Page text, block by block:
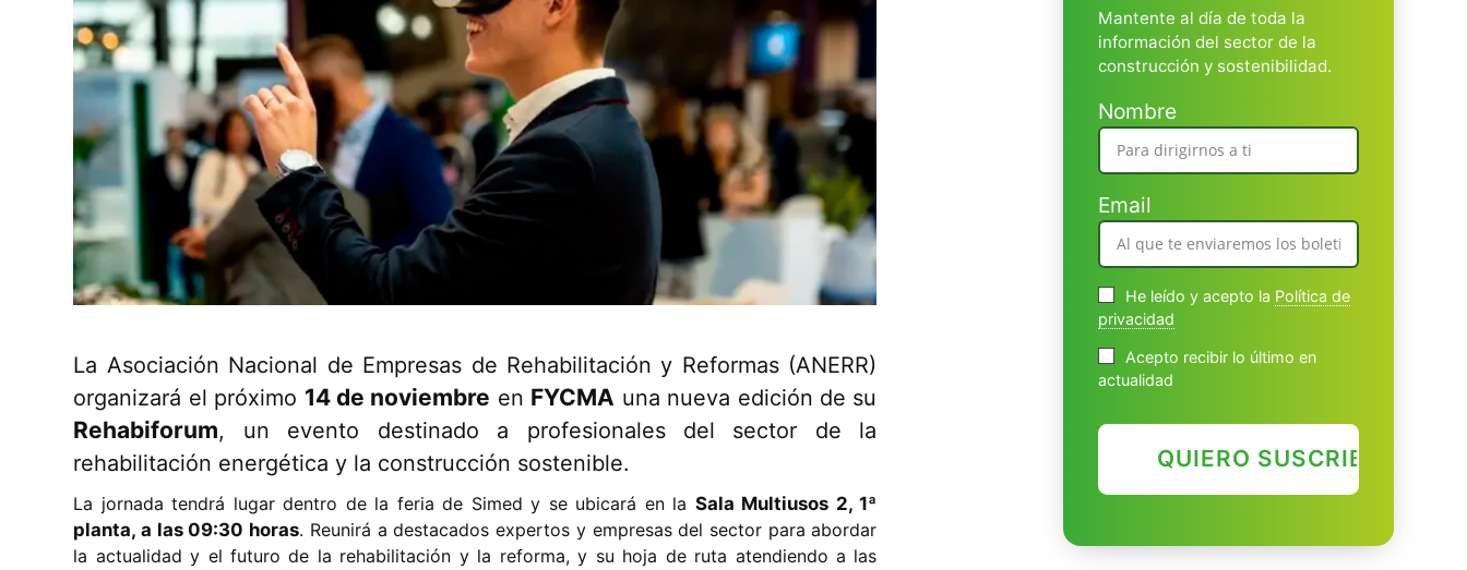
La Asociación Nacional de Empresas de Rehabilitación y Reformas (ANERR)
organizará el próximo 14 de noviembre en FYCMA una nueva edición de su
Rehabiforum, un evento destinado a profesionales del sector de la
rehabilitación energética y la construcción sostenible.
La jornada tendrá lugar dentro de la feria de Simed y se ubicará en la Sala Multiusos 2, 1ª
planta, a las 09:30 horas. Reunirá a destacados expertos y empresas del sector para abordar
la actualidad y el futuro de la rehabilitación y la reforma, y su hoja de ruta atendiendo a las
Mantente al día de toda la
información del sector de la
construcción y sostenibilidad.
Nombre
Email
He leído y acepto la Política de
privacidad
Acepto recibir lo último en
actualidad